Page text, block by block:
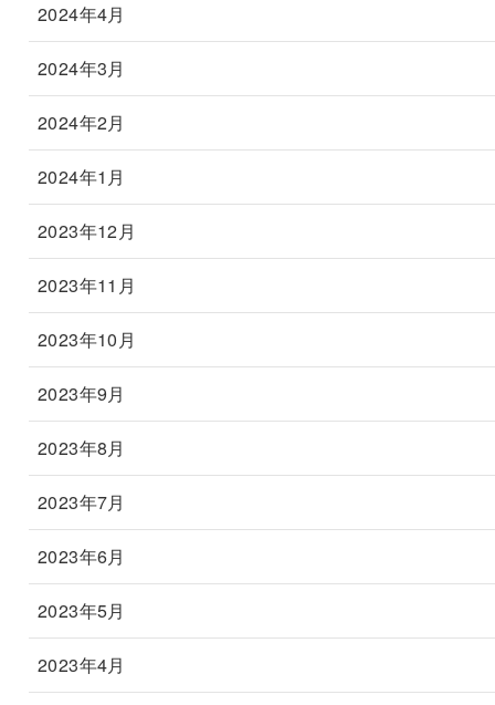
2024年4月
2024年3月
2024年2月
2024年1月
2023年12月
2023年11月
2023年10月
2023年9月
2023年8月
2023年7月
2023年6月
2023年5月
2023年4月